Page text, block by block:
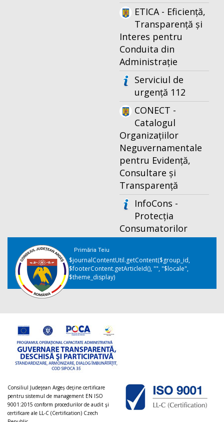
ETICA - Eficiență,
Transparență și
Interes pentru
Conduita din
Administrație
Serviciul de
urgență 112
CONECT -
Catalogul
Organizațiilor
Neguvernamentale
pentru Evidență,
Consultare și
Transparență
InfoCons -
Protecția
Consumatorilor
Primăria Teiu
$journalContentUtil.getContent($group_id,
$footerContent.getArticleId(), "", "$locale",
$theme_display)
Consiliul Judeţean Argeș deţine certificare
pentru sistemul de management EN ISO
9001:2015 conform procedurilor de audit şi
certificare ale LL-C (Certification) Czech